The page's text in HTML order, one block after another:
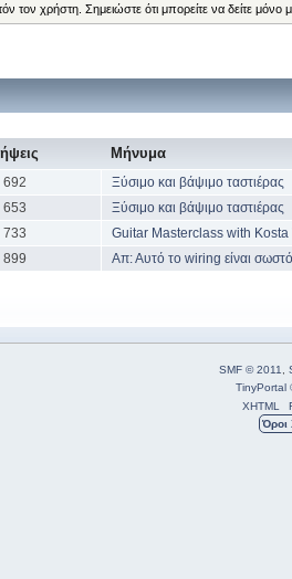
τον χρήστη. Σημειώστε ότι μπορείτε να δείτε
Μήνυμα
692 Ξύσιμο και βάψιμο ταστιέρας
653 Ξύσιμο και βάψιμο ταστιέρας
733 Guitar Masterclass with
899 Απ: Αυτό το wiring είναι
SMF © 2011
TinyPortal
XHTML
Όροι